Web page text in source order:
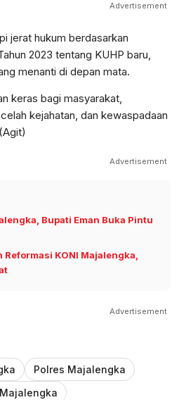
Advertisement
jerat hukum berdasarkan
2023 tentang KUHP baru,
menanti di depan mata.
keras bagi masyarakat,
kejahatan, dan kewaspadaan
Advertisement
Bupati Eman Buka Pintu
Reformasi KONI Majalengka,
Advertisement
Polres Majalengka